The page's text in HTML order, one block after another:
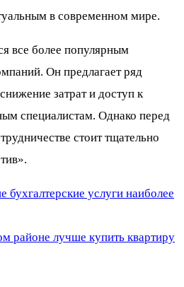
в современном мире.
все более популярным
Он предлагает ряд
затрат и доступ к
специалистам. Однако перед
стоит тщательно
бухгалтерские услуги наиболее
районе лучше купить квартиру